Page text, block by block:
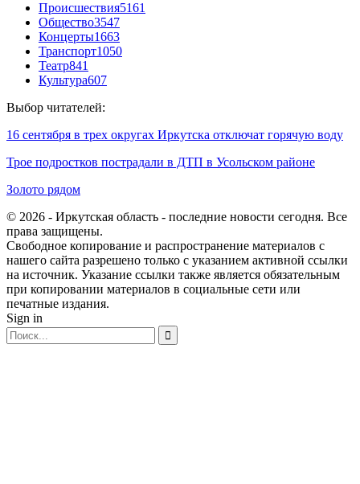
Происшествия5161
Общество3547
Концерты1663
Транспорт1050
Театр841
Культура607
Выбор читателей:
16 сентября в трех округах Иркутска отключат горячую воду
Трое подростков пострадали в ДТП в Усольском районе
Золото рядом
© 2026 - Иркутская область - последние новости сегодня. Все
права защищены.
Свободное копирование и распространение материалов с
нашего сайта разрешено только с указанием активной ссылки
на источник. Указание ссылки также является обязательным
при копировании материалов в социальные сети или
печатные издания.
Sign in